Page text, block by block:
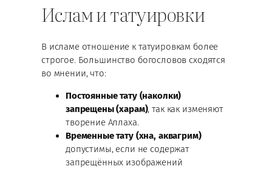
Ислам и татуировки
В исламе отношение к татуировкам более
строгое. Большинство богословов сходятся
во мнении, что:
Постоянные тату (наколки)
запрещены (харам), так как изменяют
творение Аллаха.
Временные тату (хна, аквагрим)
допустимы, если не содержат
запрещённых изображений